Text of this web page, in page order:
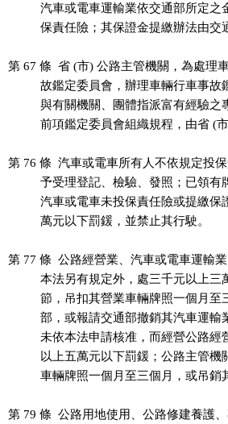
汽車或電車運輸業依交通部所
保責任險；其保證金提繳辦法由
第 67 條  省 (市) 公路主管機關，為處理
故鑑定委員會，辦理車輛行車
與有關機關、團體指派富有經驗
前項鑑定委員會組織規程，由省 (
第 76 條  汽車或電車所有人不依規定投
予受理登記、檢驗、發照；已領
汽車或電車未投保責任險或提
          萬元以下罰鍰，並禁止其行駛。
第 77 條  公路經營業、汽車或電車運輸
本法另有規定外，處三千元以
節，吊扣其營業車輛牌照一個
部，或報請交通部撤銷其汽車
未依本法申請核准，而經營公
以上五萬元以下罰鍰；公路主
車輛牌照一個月至三個月，或吊銷
第 79 條  公路用地使用、公路修建養護